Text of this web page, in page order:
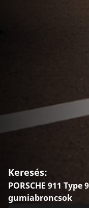
Keresés:
PORSCHE 911
gumiabroncsok